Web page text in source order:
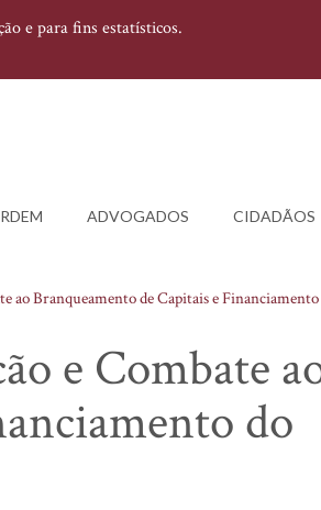
e para fins estatísticos.
ADVOGADOS CIDADÃOS
ao Branqueamento de Capitais e
e Combate
do